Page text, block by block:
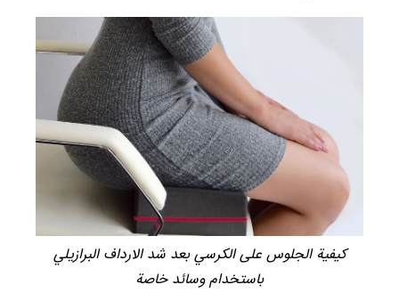
كيفية الجلوس على الكرسي بعد شد الارداف البرازيلي
باستخدام وسائد خاصة